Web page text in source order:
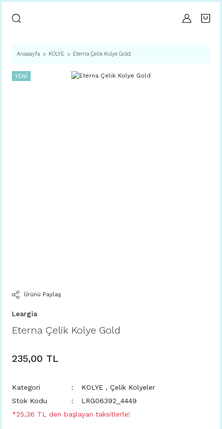
Anasayfa KOLYE Eterna Çelik Kolye Gold
YENİ
Ürünü Paylaş
Leargia
Eterna Çelik Kolye Gold
235,00 TL
Kategori KOLYE , Çelik Kolyeler
Stok Kodu
LRG06392_4449
*25,36 TL den başlayan taksitlerle!